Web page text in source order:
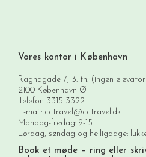
Vores kontor i København
Ragnagade 7, 3. th. (ingen
2100 København Ø
Telefon 3315 3322
E-mail: cctravel@cctravel.dk
Mandag-fredag: 9-15
Lørdag, søndag og helligdage:
Book et møde – ring eller